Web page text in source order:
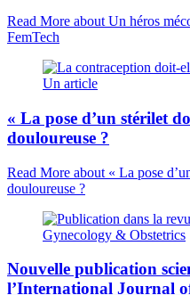
Read More about Un héros
FemTech
« La pose d’un stérilet
douloureuse ?
Read More about « La pose
douloureuse ?
Nouvelle publication
l’International Journal